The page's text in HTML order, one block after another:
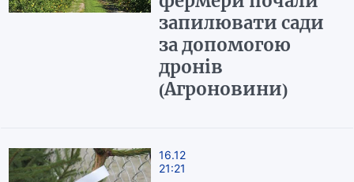
запилювати сади
за допомогою
дронів
(Агроновини)
16.12
21:21